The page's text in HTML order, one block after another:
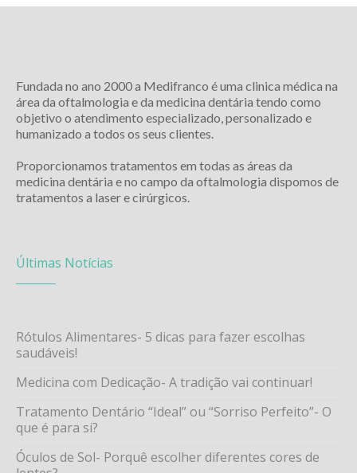
Fundada no ano 2000 a Medifranco é uma clinica médica na
área da oftalmologia e da medicina dentária tendo como
objetivo o atendimento especializado, personalizado e
humanizado a todos os seus clientes.
Proporcionamos tratamentos em todas as áreas da
medicina dentária e no campo da oftalmologia dispomos de
tratamentos a laser e cirúrgicos.
Últimas Notícias
Rótulos Alimentares- 5 dicas para fazer escolhas
saudáveis!
Medicina com Dedicação- A tradição vai continuar!
Tratamento Dentário “Ideal” ou “Sorriso Perfeito”- O
que é para si?
Óculos de Sol- Porquê escolher diferentes cores de